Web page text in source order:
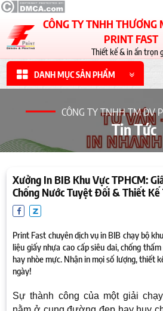
CÔNG TY TNHH THƯƠNG
PRINT FAST
Thiết kế & in ấn trọn
DANH MỤC SẢN PHẨM
CÔNG TY TNHH TM DV
Tin Tức
Xưởng In BIB Khu Vực TPHCM:
Chống Nước Tuyệt Đối & Thiết Kế
Print Fast chuyên dịch vụ in BIB chạy bộ
liệu giấy nhựa cao cấp siêu dai, chống
hay nhòe mực. Nhận in mọi số lượng, thiết
ngày!
Sự thành công của một giải